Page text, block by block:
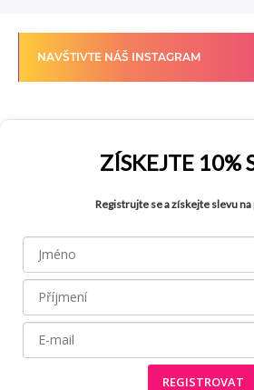
NAVŠTIVTE NÁŠ INSTAGRAM
Kariéra
Obchody
Blog
Jak
Tabulka
ZÍSKEJTE 10%
Registrujte se a získejte slevu na
REGISTROVAT